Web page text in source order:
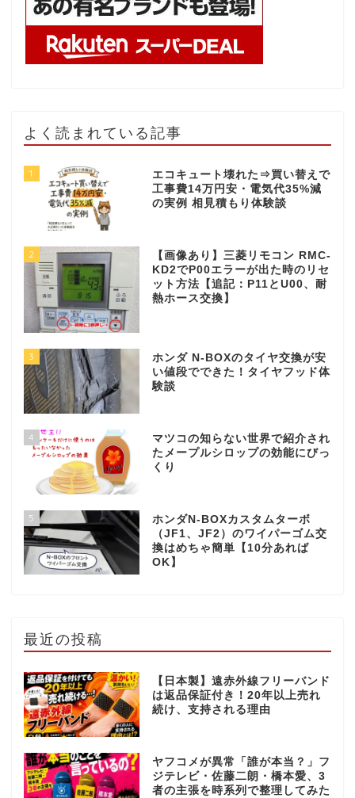
よく読まれている記事
1
エコキュート壊れた⇒買い替えで
工事費14万円安・電気代35%減
の実例 相見積もり体験談
2
【画像あり】三菱リモコン RMC-
KD2でP00エラーが出た時のリセ
ット方法【追記：P11とU00、耐
熱ホース交換】
3
ホンダ N-BOXのタイヤ交換が安
い値段でできた！タイヤフッド体
験談
4
マツコの知らない世界で紹介され
たメープルシロップの効能にびっ
くり
5
ホンダN-BOXカスタムターボ
（JF1、JF2）のワイパーゴム交
換はめちゃ簡単【10分あれば
OK】
最近の投稿
【日本製】遠赤外線フリーバンド
は返品保証付き！20年以上売れ
続け、支持される理由
ヤフコメが異常「誰が本当？」フ
ジテレビ・佐藤二朗・橋本愛、3
者の主張を時系列で整理してみた